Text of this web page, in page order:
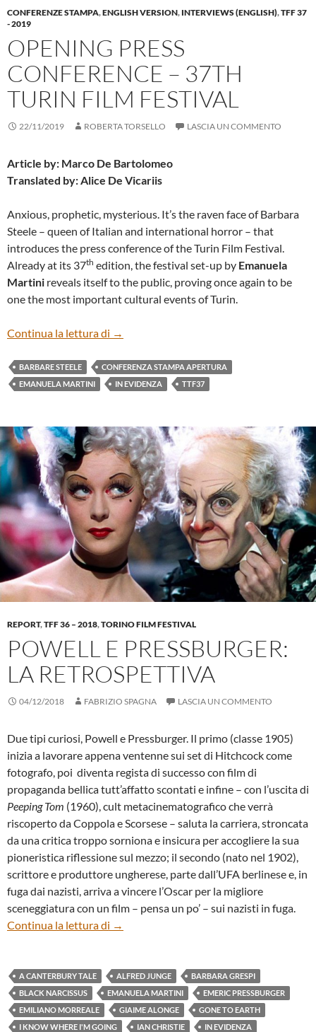
CONFERENZE STAMPA,ENGLISH VERSION, INTERVIEWS (ENGLISH),TFF 37
- 2019
OPENING PRESS
CONFERENCE – 37TH
TURIN FILM FESTIVAL
22/11/2019 ROBERTA TORSELLO LASCIA UN COMMENTO
Article by: Marco De Bartolomeo
Translated by: Alice De Vicariis
Anxious, prophetic, mysterious. It’s the raven face of Barbara
Steele – queen of Italian and international horror – that
introduces the press conference of the Turin Film Festival.
Already at its 37th edition, the festival set-up by Emanuela
Martini reveals itself to the public, proving once again to be
one the most important cultural events of Turin.
Continua la lettura di OPENING PRESS CONFERENCE –
→
BARBARE STEELE
CONFERENZA STAMPA APERTURA
EMANUELA MARTINI
IN EVIDENZA TTF37
REPORT,TFF 36 – 2018,TORINO FILM FESTIVAL
POWELL E PRESSBURGER:
LA RETROSPETTIVA
04/12/2018 FABRIZIO SPAGNA LASCIA UN COMMENTO
Due tipi curiosi, Powell e Pressburger. Il primo (classe 1905)
inizia a lavorare appena ventenne sui set di Hitchcock come
fotografo, poi diventa regista di successo con film di
propaganda bellica tutt’affatto scontati e infine – con l’uscita di
Peeping Tom (1960), cult metacinematografico che verrà
riscoperto da Coppola e Scorsese – saluta la carriera, stroncata
da una critica troppo sorniona e insicura per accogliere la sua
pioneristica riflessione sul mezzo; il secondo (nato nel 1902),
scrittore e produttore ungherese, parte dall’UFA berlinese e, in
fuga dai nazisti, arriva a vincere l’Oscar per la migliore
sceneggiatura con un film – pensa un po’ – sui nazisti in fuga.
Continua la lettura di POWELL E PRESSBURGER: LA
→
A CANTERBURY TALE ALFRED JUNGE
BARBARA GRESPI
BLACK NARCISSUS
EMANUELA MARTINI
EMERIC PRESSBURGER
EMILIANO MORREALE
GIAIME ALONGE
GONE TO EARTH
I KNOW WHERE I'M GOING
IAN CHRISTIE
IN EVIDENZA